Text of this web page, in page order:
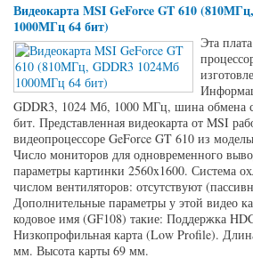
Видеокарта MSI GeForce GT 610
1000МГц 64 бит)
Эта
GDDR3, 1024 Мб, 1000 МГц, шина обмена
бит. Представленная видеокарта от MSI
видеопроцессоре GeForce GT 610 из
Число мониторов для одновременного
параметры картинки 2560x1600. Система
числом вентиляторов: отсутствуют
Дополнительные параметры у этой видео
кодовое имя (GF108) такие: Поддержка
Низкопрофильная карта (Low Profile).
мм. Высота карты 69 мм.